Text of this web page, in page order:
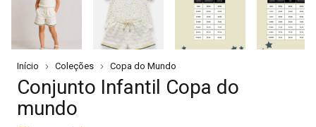
Início Coleções Copa do Mundo
Conjunto Infantil Copa do
mundo